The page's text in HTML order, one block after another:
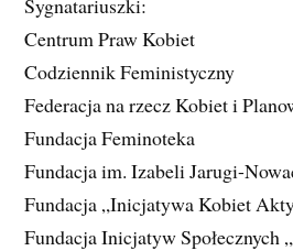
Centrum Praw Kobiet
Codziennik Feministyczny
Federacja na rzecz Kobiet i
Fundacja Feminoteka
Fundacja im. Izabeli Jarugi-
Fundacja „Inicjatywa Kobiet
Fundacja Inicjatyw Społecznych